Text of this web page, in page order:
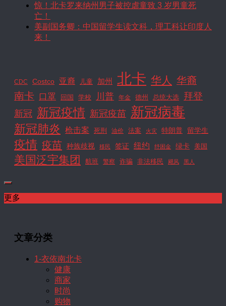
惊！北卡罗来纳州男子被控虐童致 3 岁男童死
亡！
美副国务卿：中国留学生读文科，理工科让印度人
来！
CDC Costco 亚裔 儿童 加州 北卡 华人
华裔
南卡
口罩 回国 学校 川普 年金 德州 总统大选 拜登
新冠 新冠疫情 新冠疫苗 新冠病毒
新冠肺炎 枪击案 死刑 油价 法案 火灾 特朗普 留学生
疫情 疫苗 种族歧视 移民 签证 纽约 纾困金 绿卡 美国
美国泛宇集团 航班 警察 诈骗 非法移民 飓风 黑人
更多
文章分类
1-衣依南北卡
健康
商家
时尚
购物